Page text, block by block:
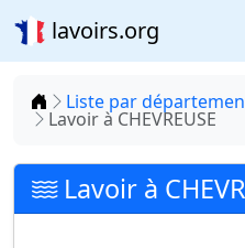
lavoirs.org
Accueil
Liste par
Lavoir à CHEVREUSE
Lavoir à